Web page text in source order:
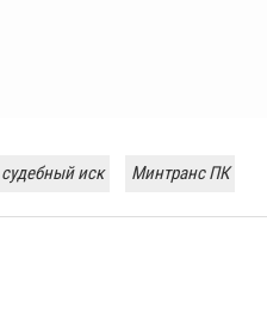
судебный иск Минтранс ПК